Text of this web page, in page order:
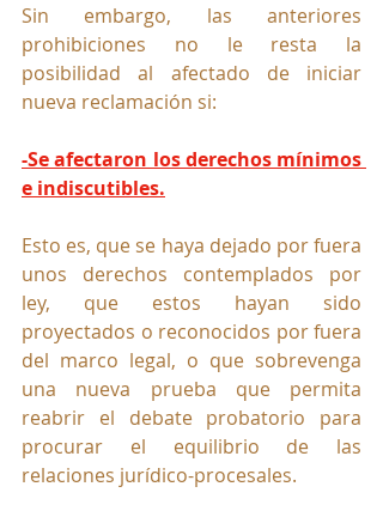
Sin embargo, las anteriores
prohibiciones no le resta la
posibilidad al afectado de iniciar
nueva reclamación si:
-Se afectaron los derechos mínimos
e indiscutibles.
Esto es, que se haya dejado por fuera
unos derechos contemplados por
ley, que estos hayan sido
proyectados o reconocidos por fuera
del marco legal, o que sobrevenga
una nueva prueba que permita
reabrir el debate probatorio para
procurar el equilibrio de las
relaciones jurídico-procesales.